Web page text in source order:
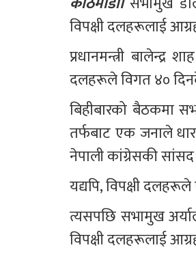
विपक्षी दलहरूलाई
प्रधानमन्त्री बालेन्द्र
दलहरूले विगत ४०
बिहीबारको बैठकमा
तर्फबाट एक जनाले
नेपाली कांग्रेसकी
यद्यपि, विपक्षी
त्यसपछि सभामुख
विपक्षी दलहरूलाई